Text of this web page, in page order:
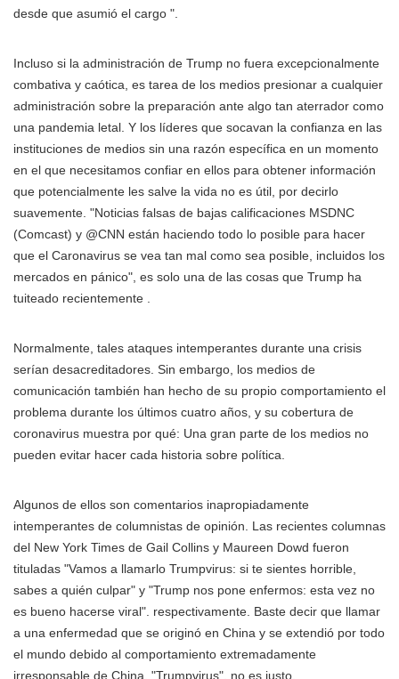
desde que asumió el cargo ".
Incluso si la administración de Trump no fuera excepcionalmente
combativa y caótica, es tarea de los medios presionar a cualquier
administración sobre la preparación ante algo tan aterrador como
una pandemia letal. Y los líderes que socavan la confianza en las
instituciones de medios sin una razón específica en un momento
en el que necesitamos confiar en ellos para obtener información
que potencialmente les salve la vida no es útil, por decirlo
suavemente. "Noticias falsas de bajas calificaciones MSDNC
(Comcast) y @CNN están haciendo todo lo posible para hacer
que el Caronavirus se vea tan mal como sea posible, incluidos los
mercados en pánico", es solo una de las cosas que Trump ha
tuiteado recientemente .
Normalmente, tales ataques intemperantes durante una crisis
serían desacreditadores. Sin embargo, los medios de
comunicación también han hecho de su propio comportamiento el
problema durante los últimos cuatro años, y su cobertura de
coronavirus muestra por qué: Una gran parte de los medios no
pueden evitar hacer cada historia sobre política.
Algunos de ellos son comentarios inapropiadamente
intemperantes de columnistas de opinión. Las recientes columnas
del New York Times de Gail Collins y Maureen Dowd fueron
tituladas "Vamos a llamarlo Trumpvirus: si te sientes horrible,
sabes a quién culpar" y "Trump nos pone enfermos: esta vez no
es bueno hacerse viral". respectivamente. Baste decir que llamar
a una enfermedad que se originó en China y se extendió por todo
el mundo debido al comportamiento extremadamente
irresponsable de China, "Trumpvirus", no es justo.